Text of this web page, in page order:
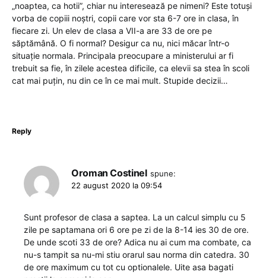
„noaptea, ca hotii”, chiar nu interesează pe nimeni? Este totuși
vorba de copiii noștri, copii care vor sta 6-7 ore in clasa, în
fiecare zi. Un elev de clasa a VII-a are 33 de ore pe
săptămână. O fi normal? Desigur ca nu, nici măcar într-o
situație normala. Principala preocupare a ministerului ar fi
trebuit sa fie, în zilele acestea dificile, ca elevii sa stea în scoli
cat mai puțin, nu din ce în ce mai mult. Stupide decizii…
Reply
Oroman Costinel spune:
22 august 2020 la 09:54
Sunt profesor de clasa a saptea. La un calcul simplu cu 5
zile pe saptamana ori 6 ore pe zi de la 8-14 ies 30 de ore.
De unde scoti 33 de ore? Adica nu ai cum ma combate, ca
nu-s tampit sa nu-mi stiu orarul sau norma din catedra. 30
de ore maximum cu tot cu optionalele. Uite asa bagati